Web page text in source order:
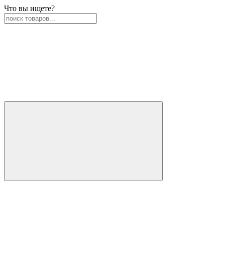
Что вы ищете?